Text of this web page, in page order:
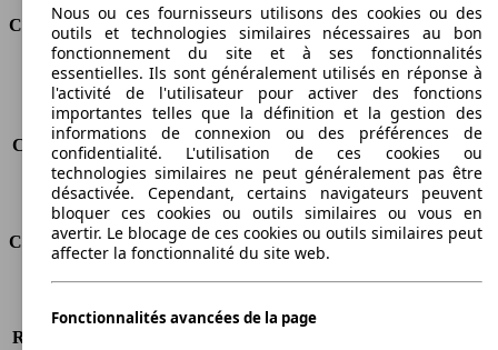
Consommation
Émissions de CO2*
137 g/km (komb.)
Consommation (ville)
-
Consommation (route)
-
Consommation (combinée)* 5.2 l/100km
Classe d'émissions
Euro 5
Capacité du réservoir
60 l
Classes d'assurance
Tous risques
-
Risques partiels
-
Responsabilité civile
Nous ou ces fournisseurs utilisons des cookies ou des
outils et technologies similaires nécessaires au bon
fonctionnement du site et à ses fonctionnalités
essentielles. Ils sont généralement utilisés en réponse à
l'activité de l'utilisateur pour activer des fonctions
importantes telles que la définition et la gestion des
informations de connexion ou des préférences de
confidentialité. L'utilisation de ces cookies ou
technologies similaires ne peut généralement pas être
désactivée. Cependant, certains navigateurs peuvent
bloquer ces cookies ou outils similaires ou vous en
avertir. Le blocage de ces cookies ou outils similaires peut
affecter la fonctionnalité du site web.
Fonctionnalités avancées de la page